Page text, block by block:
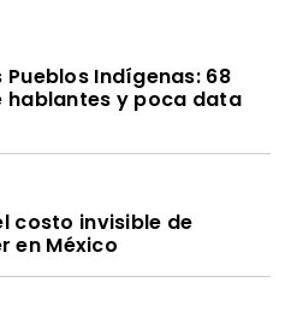
Indígenas: 68
hablantes y poca data
costo invisible de
en México